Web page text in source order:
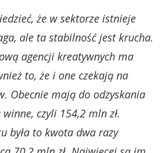
że w sektorze istnieje
ale ta stabilność jest krucha.
agencji kreatywnych ma
to, że i one czekają na
Obecnie mają do odzyskania
czyli 154,2 mln zł.
była to kwota dwa razy